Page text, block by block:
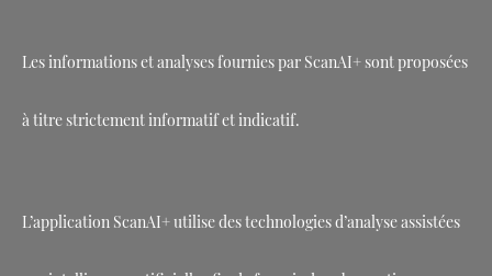
Les informations et analyses fournies par ScanAI+ sont proposées
à titre strictement informatif et indicatif.
L’application ScanAI+ utilise des technologies d’analyse assistées